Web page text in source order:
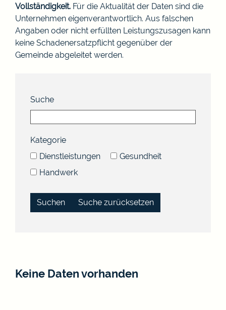
Vollständigkeit. Für die Aktualität der Daten sind die
Unternehmen eigenverantwortlich. Aus falschen
Angaben oder nicht erfüllten Leistungszusagen kann
keine Schadenersatzpflicht gegenüber der
Gemeinde abgeleitet werden.
Suche
Kategorie
Dienstleistungen
Gesundheit
Handwerk
Suche zurücksetzen
Keine Daten vorhanden